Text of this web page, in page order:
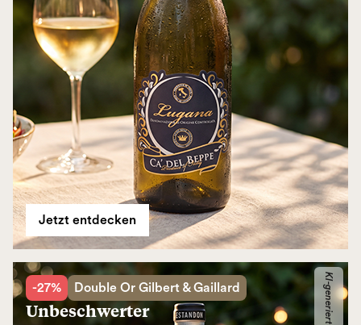
Jetzt entdecken
-27% Double Or Gilbert & Gaillard
Unbeschwerter
KI-generiert